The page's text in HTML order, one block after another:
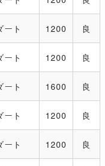
ート 1200 良
ート 1200 良
ート 1600 良
ート 1200 良
ート 1200 良